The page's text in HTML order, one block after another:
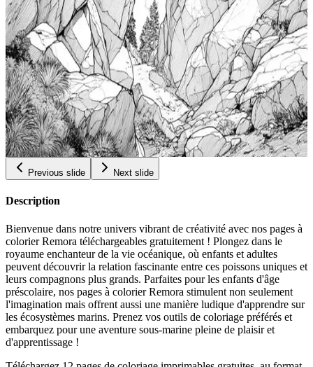
Pages A Colorier Pour Adultes Gratuites A
Imprimer Art Totem Vibrant Liberez Votre Artiste
Interieur Stress Relief Livre De Coloriage Pages A
Colorier Daventure Pour Femmes Coloriage Totem
Blanc Disney
$ 0.99
Add to wishlist
Quick view
Pages Dart Descalade Sur Rochers Audacieux Pages
A Colorier Gratuites Pour Adultes Livre De
Coloriage Relaxation Pages De Coloriage Daventure
Pour Adolescents Coloriage Descalade Sur Blocs
$ 0.99
Previous slide Next slide
Description
Bienvenue dans notre univers vibrant de créativité avec nos pages à
colorier Remora téléchargeables gratuitement ! Plongez dans le
royaume enchanteur de la vie océanique, où enfants et adultes
peuvent découvrir la relation fascinante entre ces poissons uniques et
leurs compagnons plus grands. Parfaites pour les enfants d'âge
préscolaire, nos pages à colorier Remora stimulent non seulement
l'imagination mais offrent aussi une manière ludique d'apprendre sur
les écosystèmes marins. Prenez vos outils de coloriage préférés et
embarquez pour une aventure sous-marine pleine de plaisir et
d'apprentissage !